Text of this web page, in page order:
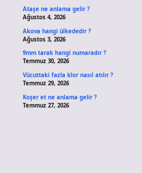
Ataşe ne anlama gelir ?
Ağustos 4, 2026
Akova hangi ülkededir ?
Ağustos 3, 2026
9mm tarak hangi numaradır ?
Temmuz 30, 2026
Vücuttaki fazla klor nasıl atılır ?
Temmuz 29, 2026
Koşer et ne anlama gelir ?
Temmuz 27, 2026